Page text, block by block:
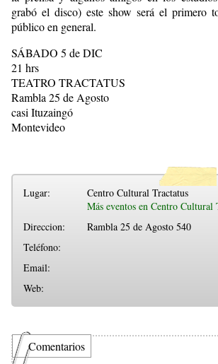
grabó el disco) este show será el primero
público en general.
SÁBADO 5 de DIC
21 hrs
TEATRO TRACTATUS
Rambla 25 de Agosto
casi Ituzaingó
Montevideo
Lugar:
Centro Cultural Tractatus
Más eventos en Centro Cultural
Direccion:
Rambla 25 de Agosto 540
Teléfono:
Email:
Web:
Comentarios